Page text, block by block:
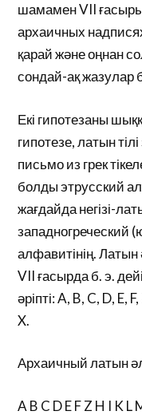
шамамен VII ғасыры
архаичных
қарай және оңнан
сондай-ақ жазулар
Екі гипотезаны
гипотезе, латын
письмо из грек
болды этрусский
жағдайда негізі-
западногреческий
алфавитінің.
VII ғасырда б. э.
әріпті: A, B, C, D, E,
X.
Архаичный латын
A B C D E F Z H I K L